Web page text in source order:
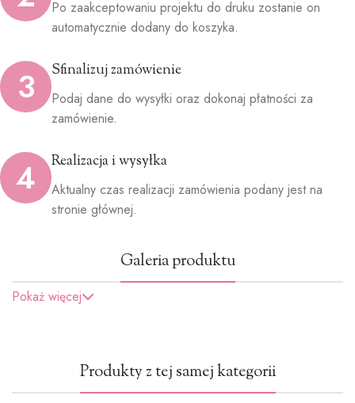
Po zaakceptowaniu projektu do druku zostanie on
automatycznie dodany do koszyka.
3 Sfinalizuj zamówienie
Podaj dane do wysyłki oraz dokonaj płatności za
zamówienie.
4 Realizacja i wysyłka
Aktualny czas realizacji zamówienia podany jest na
stronie głównej.
Galeria produktu
Pokaż więcej
Produkty z tej samej kategorii